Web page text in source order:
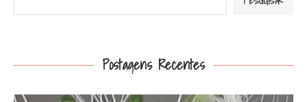
Postagens Recentes